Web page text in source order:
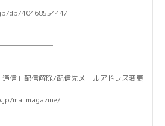
dp/4046855444/
信」配信解除/配信先メールアドレス変更
mailmagazine/